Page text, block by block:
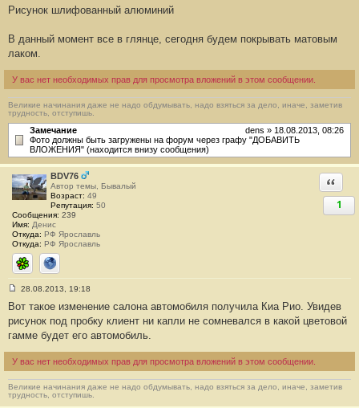
о
щ
е
н
е
8
3
Рисунок шлифованный алюминий
В данный момент все в глянце, сегодня будем покрывать матовым
лаком.
У вас нет необходимых прав для просмотра вложений в этом сообщении.
Великие начинания даже не надо обдумывать, надо взяться за дело, иначе, заметив
трудность, отступишь.
dens » 18.08.2013, 08:26
Замечание
Фото должны быть загружены на форум через графу "ДОБАВИТЬ
ВЛОЖЕНИЯ" (находится внизу сообщения)
BDV76
Автор темы, Бывалый
Возраст: 49
Репутация: 50
Сообщения: 239
Имя: Денис
Откуда: РФ Ярославль
Откуда: РФ Ярославль
ICQ Сайт
1
о
б
щ
н
и
е
#
8
4
28.08.2013, 19:18
Вот такое изменение салона автомобиля получила Киа Рио. Увидев
рисунок под пробку клиент ни капли не сомневался в какой цветовой
гамме будет его автомобиль.
У вас нет необходимых прав для просмотра вложений в этом сообщении.
Великие начинания даже не надо обдумывать, надо взяться за дело, иначе, заметив
трудность, отступишь.